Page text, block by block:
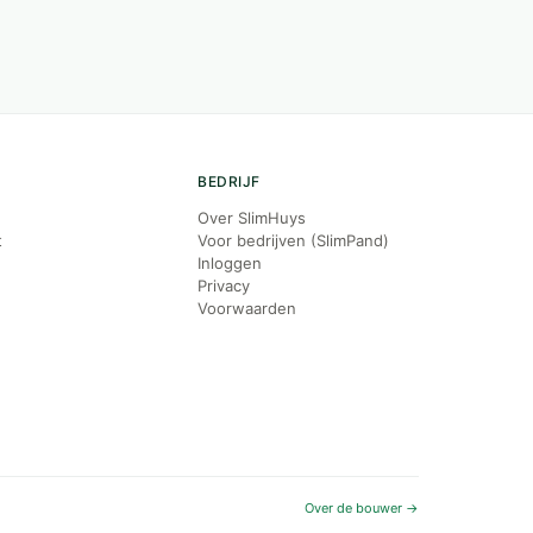
BEDRIJF
Over SlimHuys
Voor bedrijven (SlimPand)
Inloggen
Privacy
Voorwaarden
Over de bouwer →